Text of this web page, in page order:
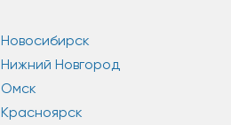
Новосибирск
Нижний Новгород
Омск
Красноярск